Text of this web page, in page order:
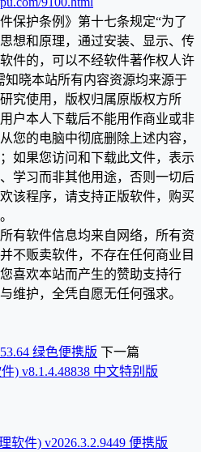
保护条例》第十七条规定“为了
想和原理，通过安装、显示、传
件的，可以不经软件著作权人许
知晓本站所有内容资源均来源于
究使用，版权归属原版权方所
户本人下载后不能用作商业或非
您的电脑中彻底删除上述内容，
如果您访问和下载此文件，表示
学习而非其他用途，否则一切后
该程序，请支持正版软件，购买
有软件信息均来自网络，所有资
不贩卖软件，不存在任何商业目
喜欢本站而产生的赞助支持行
维护，全凭自愿无任何强求。
绿色便携版 下一篇
) v8.1.4.48838 中文特别版
软件) v2026.3.2.9449 便携版